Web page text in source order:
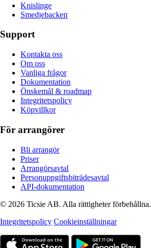
Knislinge
Smedjebacken
Support
Kontakta oss
Om oss
Vanliga frågor
Dokumentation
Önskemål & roadmap
Integritetspolicy
Köpvillkor
För arrangörer
Bli arrangör
Priser
Arrangörsavtal
Personuppgiftsbiträdesavtal
API-dokumentation
© 2026 Ticsie AB. Alla rättigheter förbehållna.
Integritetspolicy Cookieinställningar